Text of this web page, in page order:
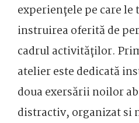
experiențele pe care le
instruirea oferită de
cadrul activităților.
atelier este dedicată
doua exersării noilor
distractiv, organizat si